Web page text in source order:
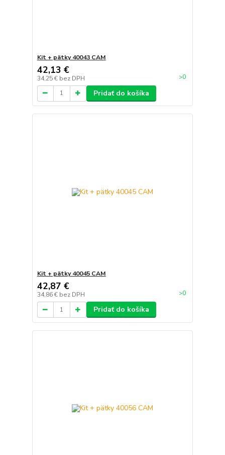
Kit + pätky 40043 CAM
42,13 €
34,25 € bez DPH >0
Pridať do košíka
Kit + pätky 40045 CAM
42,87 €
34,86 € bez DPH >0
Pridať do košíka